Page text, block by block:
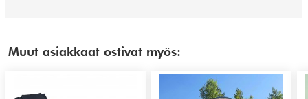
Muut asiakkaat ostivat myös: